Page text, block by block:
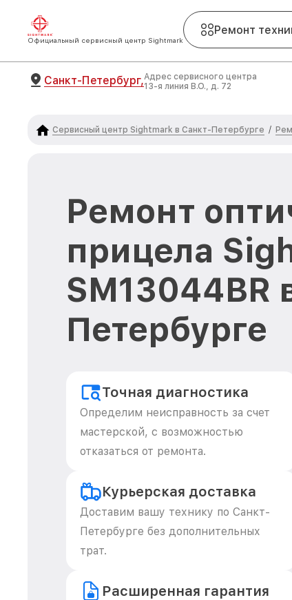
Официальный сервисный центр Sightmark
Ремонт
Санкт-Петербург,Адрес сервисного центра
13-я линия В.О., д. 72
Сервисный центр Sightmark в Санкт-Петербурге /
Ремонт
прицела
SM13044BR
Петербурге
Точная диагностика
Определим неисправность за счет
мастерской, с возможностью
отказаться от ремонта.
Курьерская доставка
Доставим вашу технику по Санкт-
Петербурге без дополнительных
трат.
Расширенная гарантия